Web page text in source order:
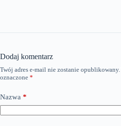
Dodaj komentarz
Twój adres e-mail nie zostanie opublikowany.
oznaczone *
Nazwa *